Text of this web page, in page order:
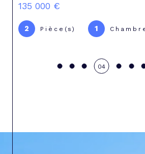
réf : 2260
4 Pièce(s)
05